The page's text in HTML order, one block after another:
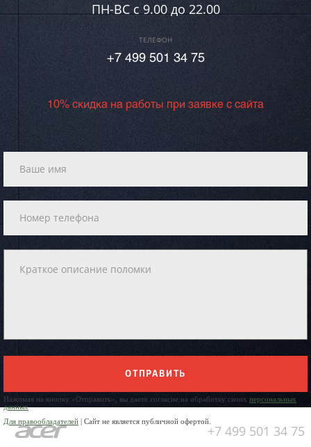
ПН-ВC c 9.00 до 22.00
ТЕЛЕФОН
+7 499 501 34 75
10% скидка на работы при заявке с сайта
ОТПРАВИТЬ
Нажимая на кнопку «Отправить», вы даете согласие на обработку своих персональных
данных
Для правообладателей | Сайт не является публичной офертой.
+7 499 501 34 75